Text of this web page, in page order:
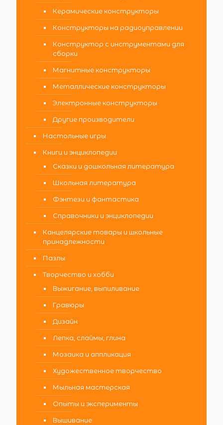
Керамические конструкторы
Конструкторы на радиоуправлении
Конструктор с инструментами для
сборки
Магнитные конструкторы
Металлические конструкторы
Электронные конструкторы
Другие производители
Настольные игры
Книги и энциклопедии
Сказки и дошкольная литература
Школьная литература
Фэнтези и фантастика
Справочники и энциклопедии
Канцелярские товары и школьные
принадлежности
Пазлы
Творчество и хобби
Выжигание, выпиливание
Гравюры
Дизайн
Лепка, слаймы, глина
Мозаика и аппликация
Художественное творчество
Мыльная мастерская
Опыты и эксперименты
Вышивание